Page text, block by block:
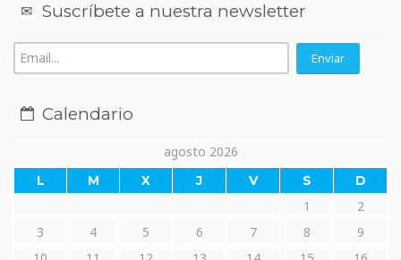
Suscríbete a nuestra newsletter
Calendario
agosto 2026
L M X J V S D
1
2
3
4 5 6 7 8
9